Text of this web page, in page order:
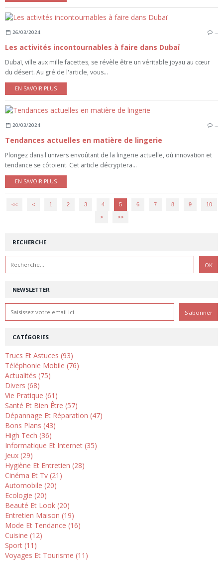
26/03/2024 …
Les activités incontournables à faire dans Dubaï
Dubaï, ville aux mille facettes, se révèle être un véritable joyau au cœur
du désert. Au gré de l'article, vous...
EN SAVOIR PLUS
20/03/2024
Tendances actuelles en matière de lingerie
Plongez dans l'univers envoûtant de la lingerie actuelle, où innovation et
tendance se côtoient. Cet article décryptera...
EN SAVOIR PLUS
<< < 1 2 3 4 5 6 7 8 9 10
20
30
> >>
NEWSLETTER
RECHERCHE
CATÉGORIES
Trucs Et Astuces (93)
Téléphonie Mobile (76)
Actualités (75)
Divers (68)
Vie Pratique (61)
Santé Et Bien Être (57)
Dépannage Et Réparation (47)
Bons Plans (43)
High Tech (36)
Informatique Et Internet (35)
Jeux (29)
Hygiène Et Entretien (28)
Cinéma Et Tv (21)
Automobile (20)
Ecologie (20)
Beauté Et Look (20)
Entretien Maison (19)
Mode Et Tendance (16)
Cuisine (12)
Sport (11)
Voyages Et Tourisme (11)